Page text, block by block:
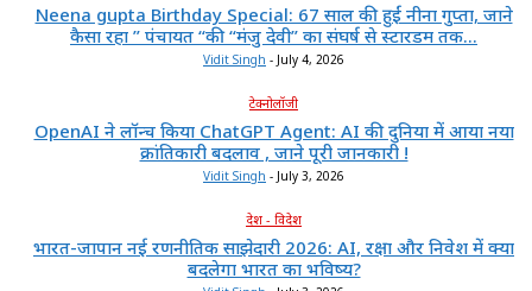
Neena gupta Birthday Special: 67 साल की हुईं नीना गुप्ता, जाने
कैसा रहा ” पंचायत “की “मंजु देवी” का संघर्ष से स्टारडम तक...
Vidit Singh - July 4, 2026
टेक्नोलॉजी
OpenAI ने लॉन्च किया ChatGPT Agent: AI की दुनिया में आया नया
क्रांतिकारी बदलाव , जाने पूरी जानकारी !
Vidit Singh - July 3, 2026
देश - विदेश
भारत-जापान नई रणनीतिक साझेदारी 2026: AI, रक्षा और निवेश में क्या
बदलेगा भारत का भविष्य?